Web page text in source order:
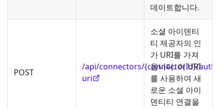
데이트합니다.
POST
/api/connectors/{connectorId}/
uri
소셜 아이덴티
티 제공자의 인
가 URI를 가져
옵니다. 이 URI
를 사용하여 새
로운 소셜 아이
덴티티 연결을